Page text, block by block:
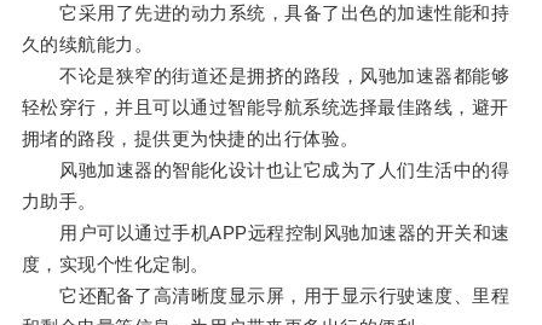
它采用了先进的动力系统，具备了出色的加速性能和持
久的续航能力。
不论是狭窄的街道还是拥挤的路段，风驰加速器都能够
轻松穿行，并且可以通过智能导航系统选择最佳路线，避开
拥堵的路段，提供更为快捷的出行体验。
风驰加速器的智能化设计也让它成为了人们生活中的得
力助手。
用户可以通过手机APP远程控制风驰加速器的开关和速
度，实现个性化定制。
它还配备了高清晰度显示屏，用于显示行驶速度、里程